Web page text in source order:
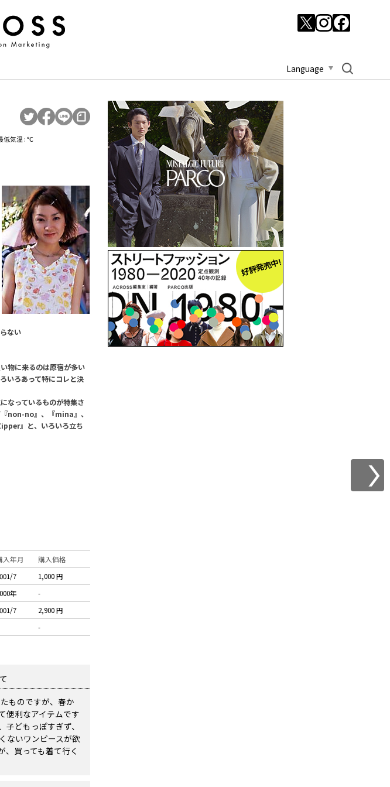
Language
低気温 : ℃
ない
物に来るのは原宿が多い
いろあって特にコレと決
なっているものが特集さ
non-no』、『mina』、
』と、いろいろ立ち
入年月
購入価格
7
1,000 円
年
-
7
2,900 円
-
ものですが、春か
便利なアイテムです
子どもっぽすぎず、
ないワンピースが欲
、買っても着て行く